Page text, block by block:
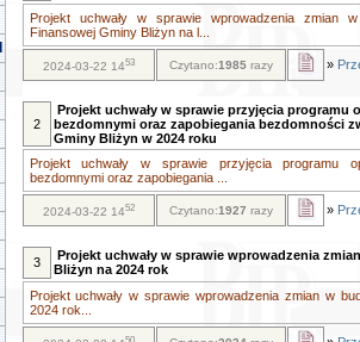
Projekt uchwały w sprawie wprowadzenia zmian w
Finansowej Gminy Bliżyn na l...
2024-03-22 1453 Czytano:1985razy »
2
Projekt uchwały w sprawie przyjęcia programu
bezdomnymi oraz zapobiegania bezdomności
Gminy Bliżyn w 2024 roku
Projekt uchwały w sprawie przyjęcia programu
bezdomnymi oraz zapobiegania ...
2024-03-22 1452 Czytano:1927 razy »
3
Projekt uchwały w sprawie wprowadzenia
Bliżyn na 2024 rok
Projekt uchwały w sprawie wprowadzenia zmian w
2024 rok...
50